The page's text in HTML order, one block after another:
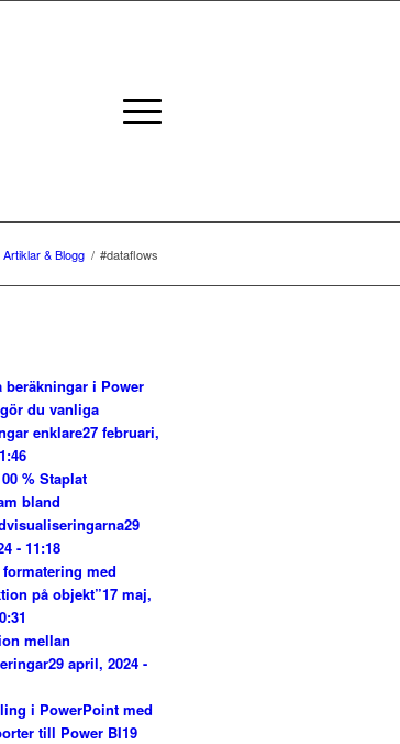
Artiklar & Blogg / #dataflows
beräkningar i Power
du vanliga
enklare27 februari,
% Staplat
bland
29
- 11:18
med
på objekt”17 maj,
mellan
29 april, 2024 -
i PowerPoint med
till Power BI19